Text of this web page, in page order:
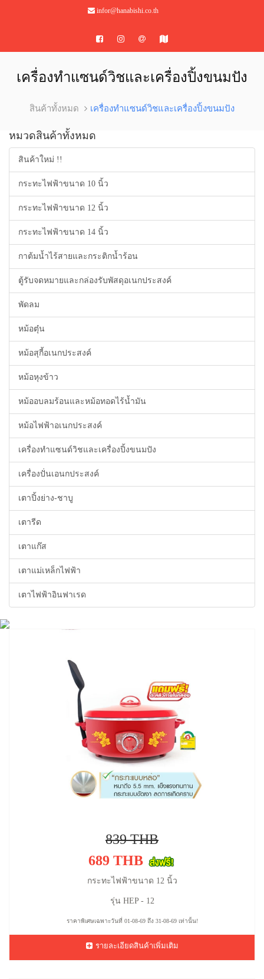
infor@hanabishi.co.th
เครื่องทำแซนด์วิชและเครื่องปิ้งขนมปัง
สินค้าทั้งหมด เครื่องทำแซนด์วิชและเครื่องปิ้งขนมปัง
หมวดสินค้าทั้งหมด
สินค้าใหม่ !!
กระทะไฟฟ้าขนาด 10 นิ้ว
กระทะไฟฟ้าขนาด 12 นิ้ว
กระทะไฟฟ้าขนาด 14 นิ้ว
กาต้มน้ำไร้สายและกระติกน้ำร้อน
ตู้รับจดหมายและกล่องรับพัสดุอเนกประสงค์
พัดลม
หม้อตุ๋น
หม้อสุกี้อเนกประสงค์
หม้อหุงข้าว
หม้ออบลมร้อนและหม้อทอดไร้น้ำมัน
หม้อไฟฟ้าอเนกประสงค์
เครื่องทำแซนด์วิชและเครื่องปิ้งขนมปัง
เครื่องปั่นเอนกประสงค์
เตาปิ้งย่าง-ชาบู
เตารีด
เตาแก๊ส
เตาแม่เหล็กไฟฟ้า
เตาไฟฟ้าอินฟาเรด
839 THB
689 THB
กระทะไฟฟ้าขนาด 12 นิ้ว
รุ่น HEP - 12
ราคาพิเศษเฉพาะวันที่ 01-08-69 ถึง 31-08-69 เท่านั้น!
รายละเอียดสินค้าเพิ่มเติม